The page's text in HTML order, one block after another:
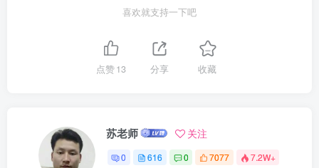
喜欢就支持一下吧
点赞13 分享 收藏
苏老师 关注
0 616 0 7077 7.2W+